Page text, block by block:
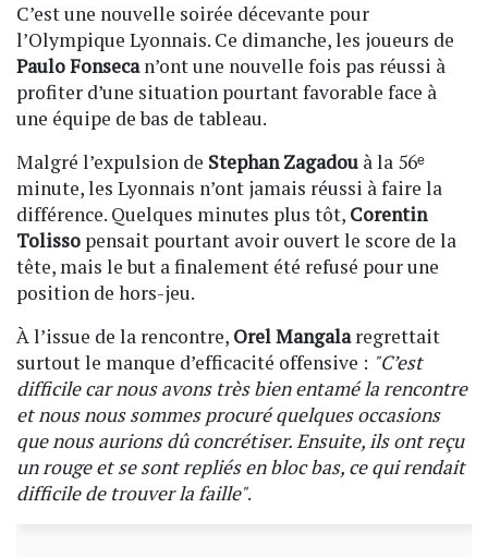
C’est une nouvelle soirée décevante pour
l’Olympique Lyonnais. Ce dimanche, les joueurs de
Paulo Fonsecan’ont une nouvelle fois pas réussi à
profiter d’une situation pourtant favorable face à
une équipe de bas de tableau.
Malgré l’expulsion de Stephan Zagadou à la 56ᵉ
minute, les Lyonnais n’ont jamais réussi à faire la
différence. Quelques minutes plus tôt, Corentin
Tolisso pensait pourtant avoir ouvert le score de la
tête, mais le but a finalement été refusé pour une
position de hors-jeu.
À l’issue de la rencontre, Orel Mangalaregrettait
surtout le manque d’efficacité offensive : "C’est
difficile car nous avons très bien entamé la rencontre
et nous nous sommes procuré quelques occasions
que nous aurions dû concrétiser. Ensuite, ils ont reçu
un rouge et se sont repliés en bloc bas, ce qui rendait
difficile de trouver la faille".